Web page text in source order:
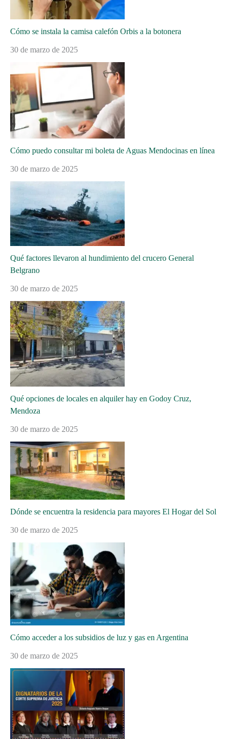
Cómo se instala la camisa calefón Orbis a la botonera
30 de marzo de 2025
Cómo puedo consultar mi boleta de Aguas Mendocinas en línea
30 de marzo de 2025
Qué factores llevaron al hundimiento del crucero General
Belgrano
30 de marzo de 2025
Qué opciones de locales en alquiler hay en Godoy Cruz,
Mendoza
30 de marzo de 2025
Dónde se encuentra la residencia para mayores El Hogar del Sol
30 de marzo de 2025
Cómo acceder a los subsidios de luz y gas en Argentina
30 de marzo de 2025